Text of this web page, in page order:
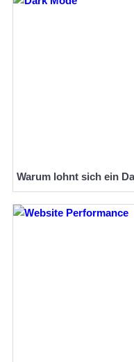
Warum lohnt sich ein